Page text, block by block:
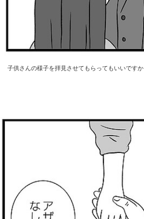
子供さんの様子を拝見させてもらってもいいですか